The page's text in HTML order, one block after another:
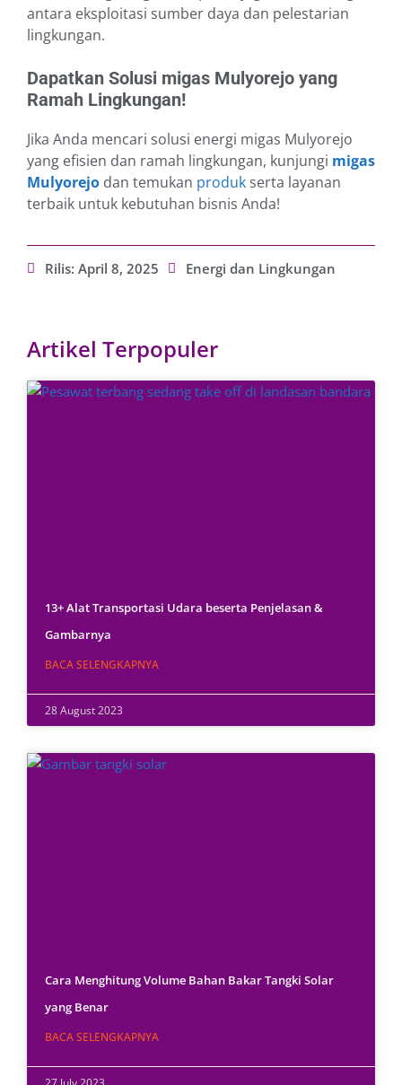
antara eksploitasi sumber daya dan pelestarian
lingkungan.
Dapatkan Solusi migas Mulyorejo yang
Ramah Lingkungan!
Jika Anda mencari solusi energi migas Mulyorejo
yang efisien dan ramah lingkungan, kunjungi migas
Mulyorejo dan temukan produk serta layanan
terbaik untuk kebutuhan bisnis Anda!
Rilis: April 8, 2025 Energi dan Lingkungan
Artikel Terpopuler
13+ Alat Transportasi Udara beserta Penjelasan &
Gambarnya
BACA SELENGKAPNYA
28 August 2023
Cara Menghitung Volume Bahan Bakar Tangki Solar
yang Benar
BACA SELENGKAPNYA